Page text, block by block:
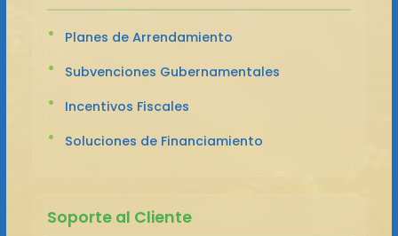
Planes de Arrendamiento
Subvenciones Gubernamentales
Incentivos Fiscales
Soluciones de Financiamiento
Soporte al Cliente